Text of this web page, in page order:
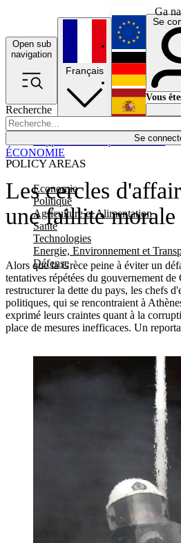
Ga
Open sub
navigation
Recherche
Se
POLICY AREAS
Economie
Politique
Agriculture et Alimentation
Santé
Technologies
Energie, Environnement et
Défense
Économie
Français
English
Deutsch
Español
Se
Vous
Les cercles
une faillite morale
Alors que la Grèce peine à éviter un
tentatives répétées du gouvernement
restructurer la dette du pays, les chefs
politiques, qui se rencontraient à
exprimé leurs craintes quant à la
place de mesures inefficaces. Un
ÉCONOMIE